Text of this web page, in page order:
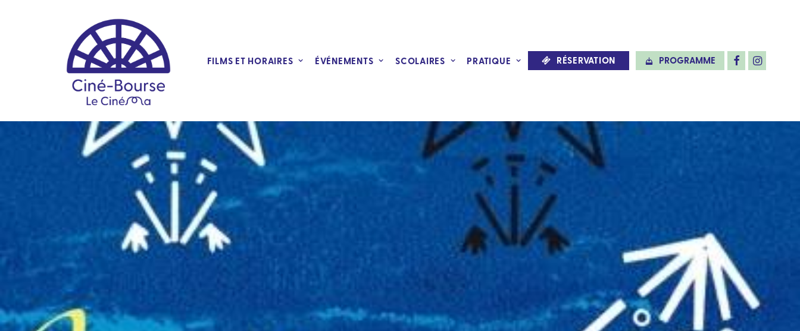
FILMS ET HORAIRES ÉVÉNEMENTS SCOLAIRES PRATIQUE RÉSERVATION PROGRAMME